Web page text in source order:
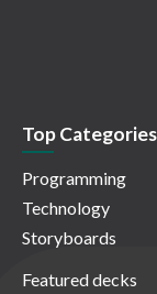
Top Categories
Programming
Technology
Storyboards
Featured decks